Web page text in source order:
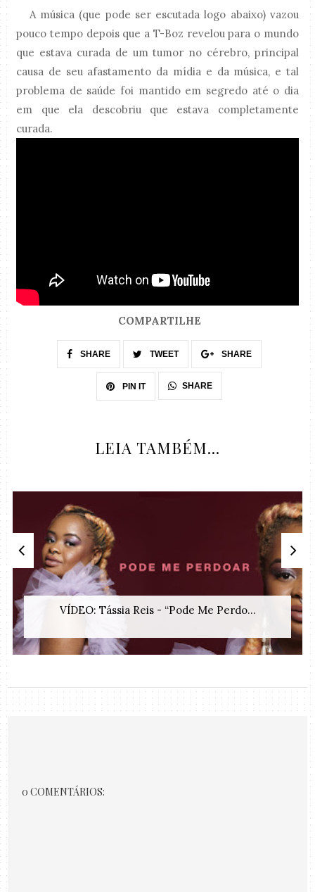
A música (que pode ser escutada logo abaixo) vazou
pouco tempo depois que a T-Boz revelou para o mundo
que estava curada de um tumor no cérebro, principal
causa de seu afastamento da mídia e da música, e tal
problema de saúde foi mantido em segredo até o dia
em que ela descobriu que estava completamente
curada.
COMPARTILHE
SHARE TWEET SHARE
PIN IT SHARE
LEIA TAMBÉM...
VÍDEO: Tássia Reis - “Pode Me Perdo...
0 COMENTÁRIOS: